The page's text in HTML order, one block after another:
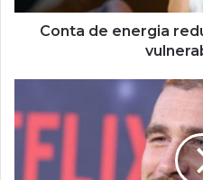
Conta de energia
futebol
americano